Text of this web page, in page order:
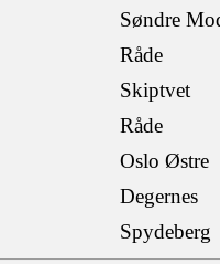
Søndre
Råde
Skiptvet
Råde
Oslo Østre
Degernes
Spydeberg